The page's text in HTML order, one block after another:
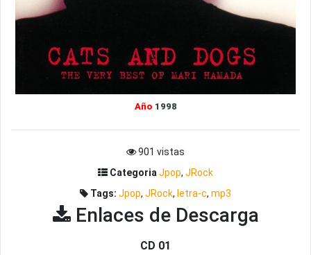
Año 1998
901 vistas
Categoria Jpop, JRock
Tags: Jpop, JRock, letra-c, mp3
Enlaces de Descarga
CD 01